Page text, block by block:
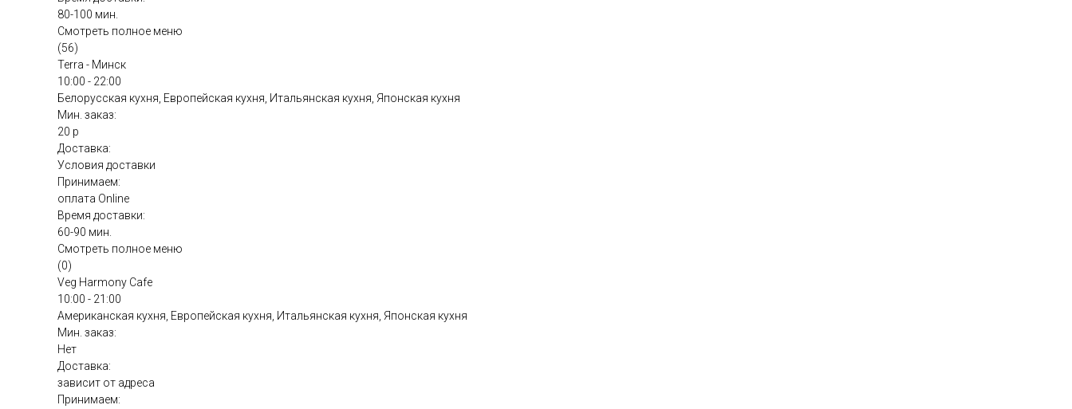
80-100 мин.
Смотреть полное меню
(56)
Terra - Минск
10:00 - 22:00
Белорусская кухня, Европейская кухня, Итальянская кухня, Японская кухня
Мин. заказ:
20 р
Доставка:
Условия доставки
Принимаем:
оплата Online
Время доставки:
60-90 мин.
Смотреть полное меню
(0)
Veg Harmony Cafe
10:00 - 21:00
Американская кухня, Европейская кухня, Итальянская кухня, Японская кухня
Мин. заказ:
Нет
Доставка:
зависит от адреса
Принимаем: